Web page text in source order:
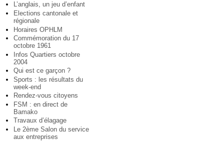
L’anglais, un jeu d’enfant
Elections cantonale et
régionale
Horaires OPHLM
Commémoration du 17
octobre 1961
Infos Quartiers octobre
2004
Qui est ce garçon ?
Sports : les résultats du
week-end
Rendez-vous citoyens
FSM : en direct de
Bamako
Travaux d’élagage
Le 2ème Salon du service
aux entreprises